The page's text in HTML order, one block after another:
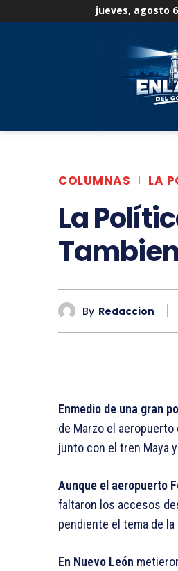
jueves, agosto
COLUMNAS LA
La
Tambien
By Redaccion
Enmedio de una gran
de Marzo el
junto con el tren Maya
Aunque el aeropuerto
faltaron los accesos
pendiente el tema de
En Nuevo León